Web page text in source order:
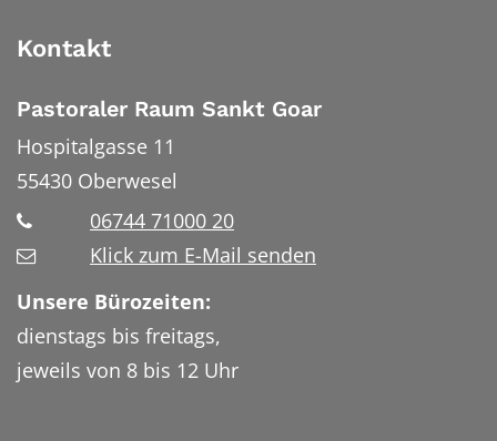
Kontakt
Pastoraler Raum Sankt Goar
Hospitalgasse 11
55430 Oberwesel
06744 71000 20
Klick zum E-Mail senden
Unsere Bürozeiten:
dienstags bis freitags,
jeweils von 8 bis 12 Uhr